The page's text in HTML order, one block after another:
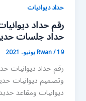
حداد ديوانيات
حداد جلسات
Rwan/19 يونيو، 2021
رقم حداد ديوانيات
وتصميم ديوانيات
ديوانيات ومقاعد